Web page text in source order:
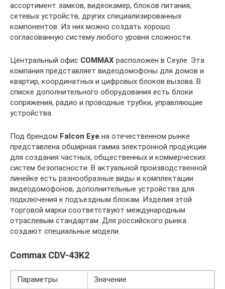
ассортимент замков, видеокамер, блоков питания,
сетевых устройств, других специализированных
компонентов. Из них можно создать хорошо
согласованную систему любого уровня сложности.
Центральный офис COMMAX расположен в Сеуле. Эта
компания представляет видеодомофоны для домов и
квартир, координатных и цифровых блоков вызова. В
списке дополнительного оборудования есть блоки
сопряжения, радио и проводные трубки, управляющие
устройства.
Под брендом Falcon Eye на отечественном рынке
представлена обширная гамма электронной продукции
для создания частных, общественных и коммерческих
систем безопасности. В актуальной производственной
линейке есть разнообразные виды и комплектации
видеодомофонов, дополнительные устройства для
подключения к подъездным блокам. Изделия этой
торговой марки соответствуют международным
отраслевым стандартам. Для российского рынка
создают специальные модели.
Commax CDV-43K2
Параметры Значение